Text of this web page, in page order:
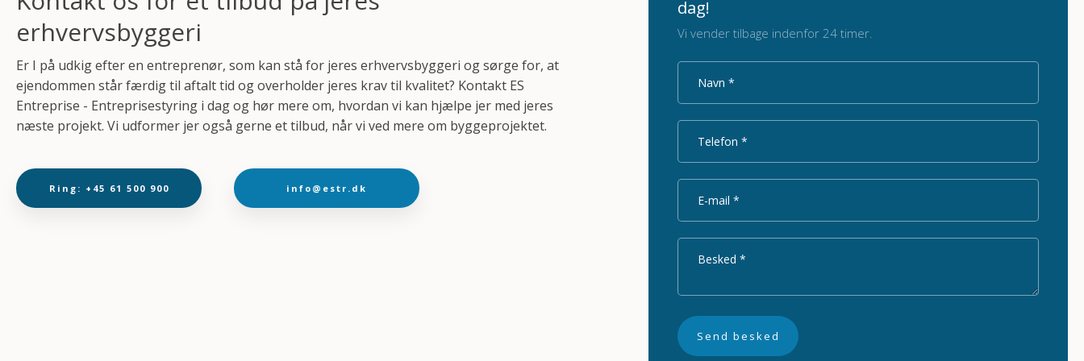
erhvervsbyggeri
Er I på udkig efter en entreprenør, som kan stå for jeres erhvervsbyggeri og sørge for, at
ejendommen står færdig til aftalt tid og overholder jeres krav til kvalitet? Kontakt ES
Entreprise - Entreprisestyring i dag og hør mere om, hvordan vi kan hjælpe jer med jeres
næste projekt. Vi udformer jer også gerne et tilbud, når vi ved mere om byggeprojektet.
Ring: +45 61 500 900 info@estr.dk
dag!
Vi vender tilbage indenfor 24 timer.